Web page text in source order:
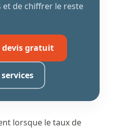
et de chiffrer le reste
devis gratuit
lorsque le taux de